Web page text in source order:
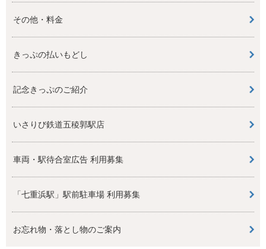
その他・料金
きっぷの払いもどし
記念きっぷのご紹介
いさりび鉄道五稜郭駅店
車両・駅待合室広告 利用募集
「七重浜駅」駅前駐車場 利用募集
お忘れ物・落とし物のご案内